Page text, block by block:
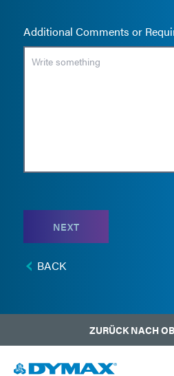
Additional Comments or
NEXT
BACK
ZURÜCK NACH